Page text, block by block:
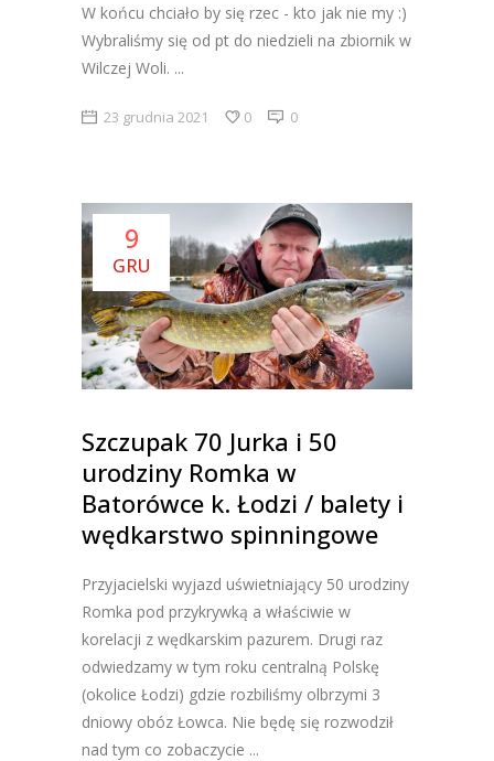
W końcu chciało by się rzec - kto jak nie my :)
Wybraliśmy się od pt do niedzieli na zbiornik w
Wilczej Woli.
23 grudnia 2021 0 0
9
GRU
Szczupak 70 Jurka i 50
urodziny Romka w
Batorówce k. Łodzi / balety i
wędkarstwo spinningowe
Przyjacielski wyjazd uświetniający 50 urodziny
Romka pod przykrywką a właściwie w
korelacji z wędkarskim pazurem. Drugi raz
odwiedzamy w tym roku centralną Polskę
(okolice Łodzi) gdzie rozbiliśmy olbrzymi 3
dniowy obóz Łowca. Nie będę się rozwodził
nad tym co zobaczycie